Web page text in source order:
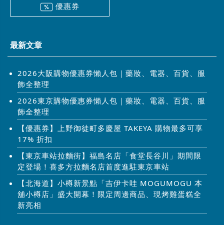
優惠券
最新文章
2026大阪購物優惠券懶人包｜藥妝、電器、百貨、服
飾全整理
2026東京購物優惠券懶人包｜藥妝、電器、百貨、服
飾全整理
【優惠券】上野御徒町多慶屋 TAKEYA 購物最多可享
17% 折扣
【東京車站拉麵街】福島名店「食堂長谷川」期間限
定登場！喜多方拉麵名店首度進駐東京車站
【北海道】小樽新景點「吉伊卡哇 MOGUMOGU 本
舖小樽店」盛大開幕！限定周邊商品、現烤雞蛋糕全
新亮相